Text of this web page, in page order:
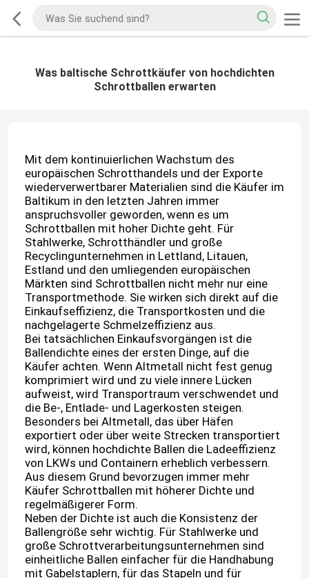
Was baltische Schrottkäufer von hochdichten
Schrottballen erwarten
Mit dem kontinuierlichen Wachstum des
europäischen Schrotthandels und der Exporte
wiederverwertbarer Materialien sind die Käufer im
Baltikum in den letzten Jahren immer
anspruchsvoller geworden, wenn es um
Schrottballen mit hoher Dichte geht. Für
Stahlwerke, Schrotthändler und große
Recyclingunternehmen in Lettland, Litauen,
Estland und den umliegenden europäischen
Märkten sind Schrottballen nicht mehr nur eine
Transportmethode. Sie wirken sich direkt auf die
Einkaufseffizienz, die Transportkosten und die
nachgelagerte Schmelzeffizienz aus.
Bei tatsächlichen Einkaufsvorgängen ist die
Ballendichte eines der ersten Dinge, auf die
Käufer achten. Wenn Altmetall nicht fest genug
komprimiert wird und zu viele innere Lücken
aufweist, wird Transportraum verschwendet und
die Be-, Entlade- und Lagerkosten steigen.
Besonders bei Altmetall, das über Häfen
exportiert oder über weite Strecken transportiert
wird, können hochdichte Ballen die Ladeeffizienz
von LKWs und Containern erheblich verbessern.
Aus diesem Grund bevorzugen immer mehr
Käufer Schrottballen mit höherer Dichte und
regelmäßigerer Form.
Neben der Dichte ist auch die Konsistenz der
Ballengröße sehr wichtig. Für Stahlwerke und
große Schrottverarbeitungsunternehmen sind
einheitliche Ballen einfacher für die Handhabung
mit Gabelstaplern, für das Stapeln und für